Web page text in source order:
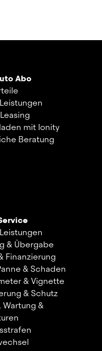
Abo
mit Ionity
Beratung
& Übergabe
Finanzierung
& Schaden
& Vignette
& Schutz
Wartung &